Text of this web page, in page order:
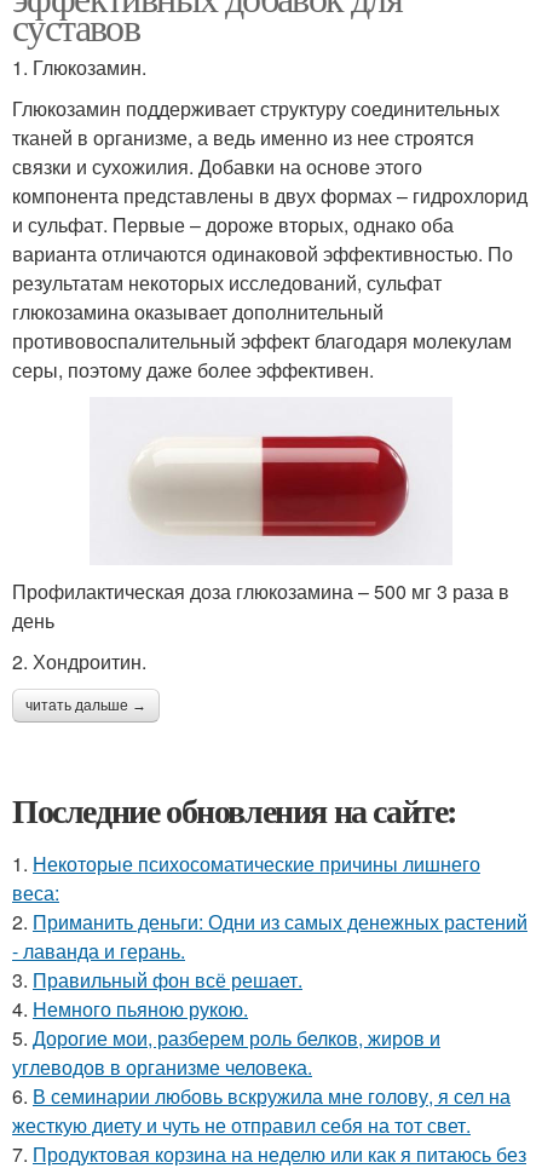
суставов
1. Глюкозамин.
Глюкозамин поддерживает структуру соединительных
тканей в организме, а ведь именно из нее строятся
связки и сухожилия. Добавки на основе этого
компонента представлены в двух формах – гидрохлорид
и сульфат. Первые – дороже вторых, однако оба
варианта отличаются одинаковой эффективностью. По
результатам некоторых исследований, сульфат
глюкозамина оказывает дополнительный
противовоспалительный эффект благодаря молекулам
серы, поэтому даже более эффективен.
Профилактическая доза глюкозамина – 500 мг 3 раза в
день
2. Хондроитин.
читать дальше →
Последние обновления на сайте:
1. Некоторые психосоматические причины лишнего
веса:
2. Приманить деньги: Одни из самых денежных растений
- лаванда и герань.
3. Правильный фон всё решает.
4. Немного пьяною рукою.
5. Дорогие мои, разберем роль белков, жиров и
углеводов в организме человека.
6. В семинарии любовь вскружила мне голову, я сел на
жесткую диету и чуть не отправил себя на тот свет.
7. Продуктовая корзина на неделю или как я питаюсь без